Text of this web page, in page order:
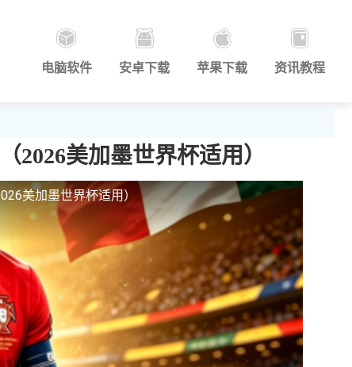
电脑软件 安卓下载 苹果下载 资讯教程
美加墨世界杯适用）
美加墨世界杯适用）